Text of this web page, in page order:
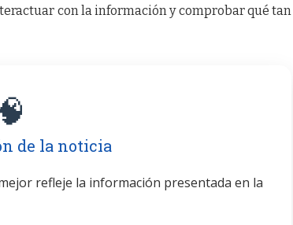
con la información y comprobar qué tan
de la noticia
refleje la información presentada en la